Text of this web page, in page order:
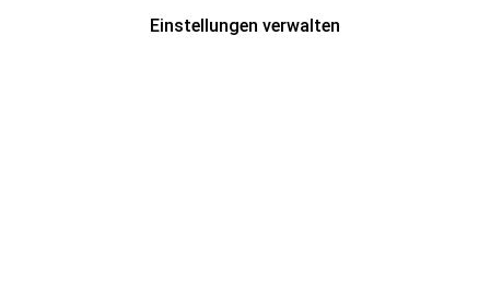
Einstellungen verwalten